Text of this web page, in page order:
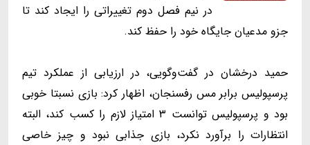
در نیم فصل دوم تغییراتی را ایجاد کند تا
جزو مدعیان جایگاه خود را حفظ کند.
حمید درخشان در گفت‌وگویی، در ارزیابی از عملکرد تیم
پرسپولیس برابر مس رفسنجان، اظهار کرد: بازی نسبتا خوبی
بود و پرسپولیس توانست ۳ امتیاز لازم را کسب کند، البته
انتظارات را برآورد نکرد، بازی جذابی نبود و چیز خاصی